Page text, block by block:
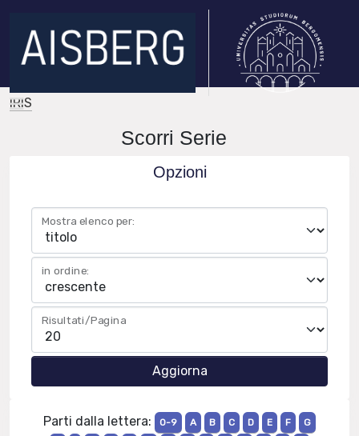
IRIS
Scorri Serie
Opzioni
Mostra elenco per:
in ordine:
Risultati/Pagina
Parti dalla lettera: 0-9 A B C D E F
G